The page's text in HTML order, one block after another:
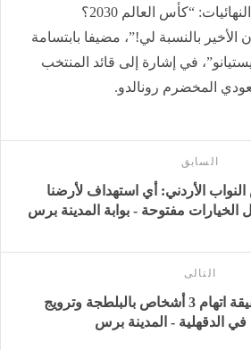
قال عقب التأهل إلى النهائيات: “كأس العالم 2030؟
2026 سيكون الأخير بالنسبة لي!”، مضيفا بابتسامة
في إشارة إلى قائد المنتخب
المخضرم رونالدو.
السابق
الأردني: أي استهداف لأرضنا
مفتوحة - بوابة المدينة برس
التالى
الداخلية تكشف حقيقة اتهام 3 أشخاص بالبلطجة وترويج
في الدقهلية - المدينة برس